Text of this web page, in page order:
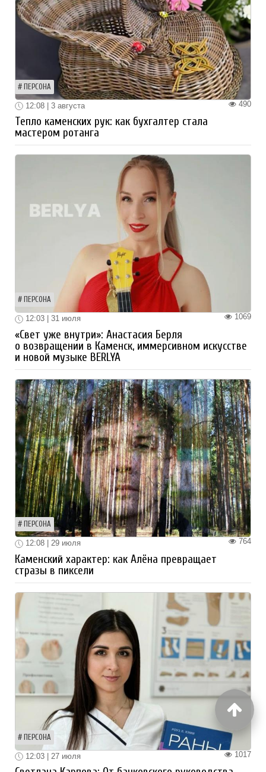
ПЕРСОНА
490
12:08 | 3 августа
Тепло каменских рук: как бухгалтер стала
мастером ротанга
ПЕРСОНА
1069
12:03 | 31 июля
«Свет уже внутри»: Анастасия Берля
о возвращении в Каменск, иммерсивном искусстве
и новой музыке BERLYA
ПЕРСОНА
764
12:08 | 29 июля
Каменский характер: как Алёна превращает
стразы в пиксели
ПЕРСОНА
1017
12:03 | 27 июля